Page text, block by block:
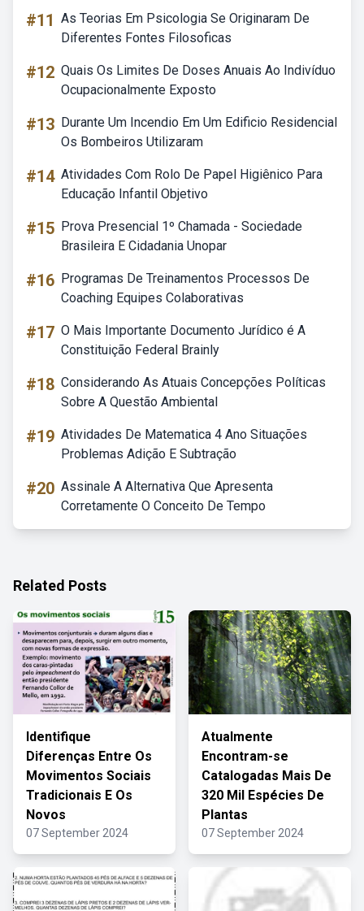
#11 As Teorias Em Psicologia Se Originaram De
Diferentes Fontes Filosoficas
#12 Quais Os Limites De Doses Anuais Ao Indivíduo
Ocupacionalmente Exposto
#13 Durante Um Incendio Em Um Edificio Residencial
Os Bombeiros Utilizaram
#14 Atividades Com Rolo De Papel Higiênico Para
Educação Infantil Objetivo
#15 Prova Presencial 1º Chamada - Sociedade
Brasileira E Cidadania Unopar
#16 Programas De Treinamentos Processos De
Coaching Equipes Colaborativas
#17 O Mais Importante Documento Jurídico é A
Constituição Federal Brainly
#18 Considerando As Atuais Concepções Políticas
Sobre A Questão Ambiental
#19 Atividades De Matematica 4 Ano Situações
Problemas Adição E Subtração
#20 Assinale A Alternativa Que Apresenta
Corretamente O Conceito De Tempo
Related Posts
Identifique
Diferenças Entre Os
Movimentos Sociais
Tradicionais E Os
Novos
07 September 2024
Atualmente
Encontram-se
Catalogadas Mais De
320 Mil Espécies De
Plantas
07 September 2024